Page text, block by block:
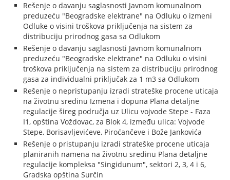
Rešenje o davanju saglasnosti Javnom komunalnom
preduzeću "Beogradske elektrane" na Odluku o izmeni
Odluke o visini troškova priključenja na sistem za
distribuciju prirodnog gasa sa Odlukom
Rešenje o davanju saglasnosti Javnom komunalnom
preduzeću "Beogradske elektrane" na Odluku o visini
troškova priključenja na sistem za distribuciju prirodnog
gasa za individualni priključak za 1 m3 sa Odlukom
Rešenje o nepristupanju izradi strateške procene uticaja
na životnu sredinu Izmena i dopuna Plana detaljne
regulacije šireg područja uz Ulicu vojvode Stepe - Faza
I1, opština Voždovac, za Blok 4, između ulica: Vojvode
Stepe, Borisavljevićeve, Piroćančeve i Bože Jankovića
Rešenje o pristupanju izradi strateške procene uticaja
planiranih namena na životnu sredinu Plana detaljne
regulacije kompleksa "Singidunum", sektori 2, 3, 4 i 6,
Gradska opština Surčin